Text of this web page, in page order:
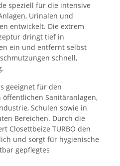
speziell für die intensive
Urinalen und
entwickelt. Die extrem
dringt tief in
ein und entfernt selbst
schnell,
geeignet für den
Sanitäranlagen,
Schulen sowie in
Bereichen. Durch die
Closettbeize TURBO den
und sorgt für hygienische
gepflegtes